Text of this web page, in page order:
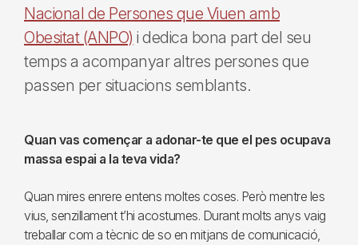
Nacional de Persones que Viuen amb
Obesitat (ANPO) i dedica bona part del seu
temps a acompanyar altres persones que
passen per situacions semblants.
Quan vas començar a adonar-te que el pes ocupava
massa espai a la teva vida?
Quan mires enrere entens moltes coses. Però mentre les
vius, senzillament t’hi acostumes. Durant molts anys vaig
treballar com a tècnic de so en mitjans de comunicació,